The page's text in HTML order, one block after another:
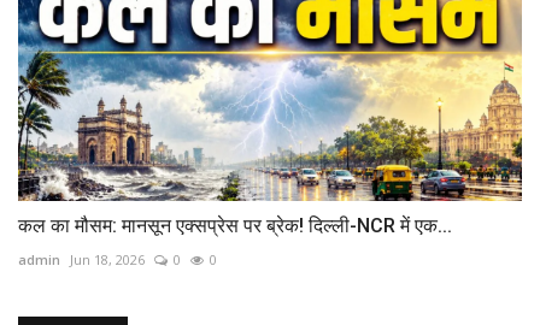
कल का मौसम: मानसून एक्सप्रेस पर ब्रेक! दिल्ली-NCR में एक...
admin Jun 18, 2026 0 0